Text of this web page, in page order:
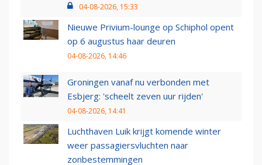
04-08-2026, 15:33
Nieuwe Privium-lounge op Schiphol opent
op 6 augustus haar deuren
04-08-2026, 14:46
Groningen vanaf nu verbonden met
Esbjerg: 'scheelt zeven uur rijden'
04-08-2026, 14:41
Luchthaven Luik krijgt komende winter
weer passagiersvluchten naar
zonbestemmingen